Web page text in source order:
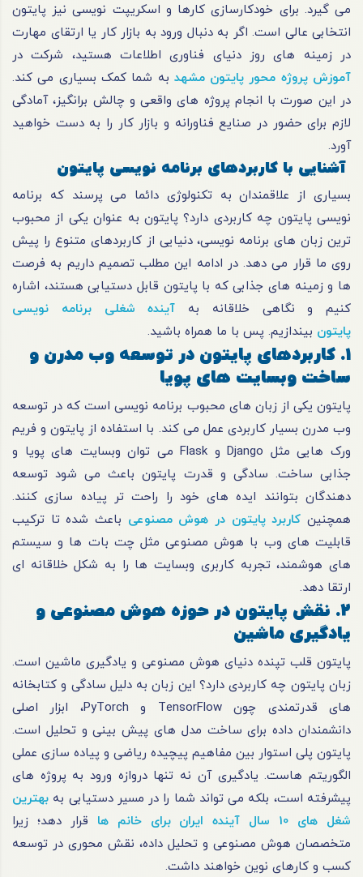
می گیرد. برای خودکارسازی کارها و اسکریپت نویسی نیز پایتون
انتخابی عالی است. اگر به دنبال ورود به بازار کار یا ارتقای مهارت
در زمینه های روز دنیای فناوری اطلاعات هستید، شرکت در
آموزش پروژه محور پایتون مشهد به شما کمک بسیاری می کند.
در این صورت با انجام پروژه های واقعی و چالش برانگیز، آمادگی
لازم برای حضور در صنایع فناورانه و بازار کار را به دست خواهید
آورد.
آشنایی با کاربردهای برنامه نویسی پایتون
بسیاری از علاقمندان به تکنولوژی دائما می پرسند که برنامه
نویسی پایتون چه کاربردی دارد؟ پایتون به عنوان یکی از محبوب
ترین زبان های برنامه نویسی، دنیایی از کاربردهای متنوع را پیش
روی ما قرار می دهد. در ادامه این مطلب تصمیم داریم به فرصت
ها و زمینه های جذابی که با پایتون قابل دستیابی هستند، اشاره
کنیم و نگاهی خلاقانه به آینده شغلی برنامه نویسی
پایتون بیندازیم. پس با ما همراه باشید.
1. کاربردهای پایتون در توسعه وب مدرن و
ساخت وبسایت های پویا
پایتون یکی از زبان های محبوب برنامه نویسی است که در توسعه
وب مدرن بسیار کاربردی عمل می کند. با استفاده از پایتون و فریم
ورک هایی مثل Django و Flask می توان وبسایت های پویا و
جذابی ساخت. سادگی و قدرت پایتون باعث می شود توسعه
دهندگان بتوانند ایده های خود را راحت تر پیاده سازی کنند.
همچنین کاربرد پایتون در هوش مصنوعی باعث شده تا ترکیب
قابلیت های وب با هوش مصنوعی مثل چت بات ها و سیستم
های هوشمند، تجربه کاربری وبسایت ها را به شکل خلاقانه ای
ارتقا دهد.
2. نقش پایتون در حوزه هوش مصنوعی و
یادگیری ماشین
پایتون قلب تپنده دنیای هوش مصنوعی و یادگیری ماشین است.
زبان پایتون چه کاربردی دارد؟ این زبان به دلیل سادگی و کتابخانه
های قدرتمندی چون TensorFlow و PyTorch، ابزار اصلی
دانشمندان داده برای ساخت مدل های پیش بینی و تحلیل است.
پایتون پلی استوار بین مفاهیم پیچیده ریاضی و پیاده سازی عملی
الگوریتم هاست. یادگیری آن نه تنها دروازه ورود به پروژه های
پیشرفته است، بلکه می تواند شما را در مسیر دستیابی به بهترین
شغل های 10 سال آینده ایران برای خانم ها
قرار دهد؛ زیرا
متخصصان هوش مصنوعی و تحلیل داده، نقش محوری در توسعه
کسب و کارهای نوین خواهند داشت.